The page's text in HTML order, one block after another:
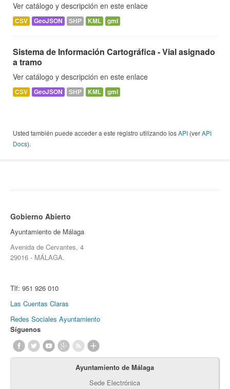
Ver catálogo y descripción en este enlace
CSV GeoJSON SHP KML gml
Sistema de Información Cartográfica - Vial asignado
a tramo
Ver catálogo y descripción en este enlace
CSV GeoJSON SHP KML gml
Usted también puede acceder a este registro utilizando losAPI (verAPI
Docs).
Gobierno Abierto
Ayuntamiento de Málaga
Avenida de Cervantes, 4
29016 - MÁLAGA.
Tlf: 951 926 010
Las Cuentas Claras
Redes Sociales Ayuntamiento
Síguenos
Ayuntamiento de Málaga
Sede Electrónica